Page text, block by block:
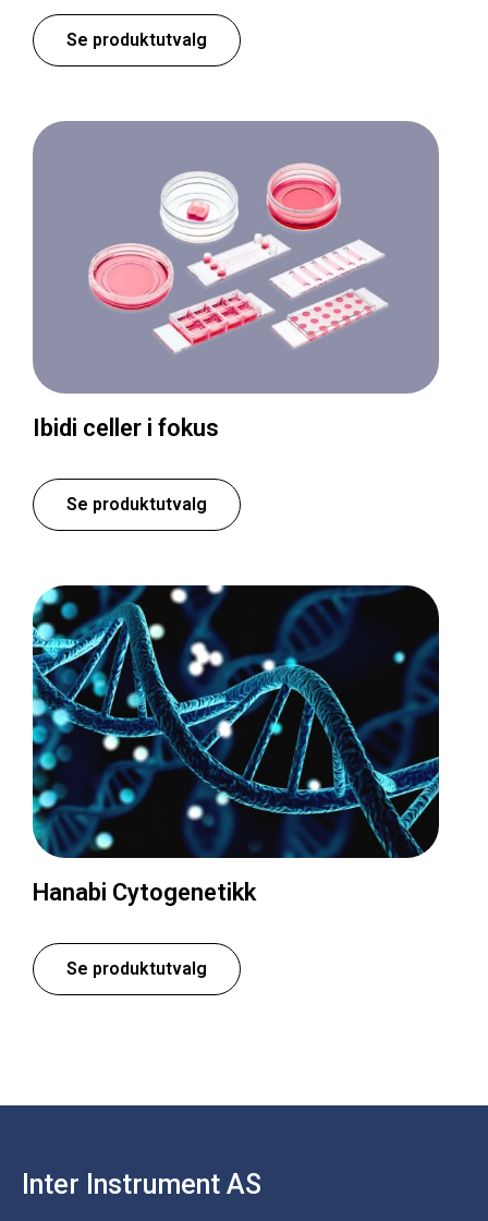
Se produktutvalg
Ibidi celler i fokus
Se produktutvalg
Hanabi Cytogenetikk
Se produktutvalg
Inter Instrument AS